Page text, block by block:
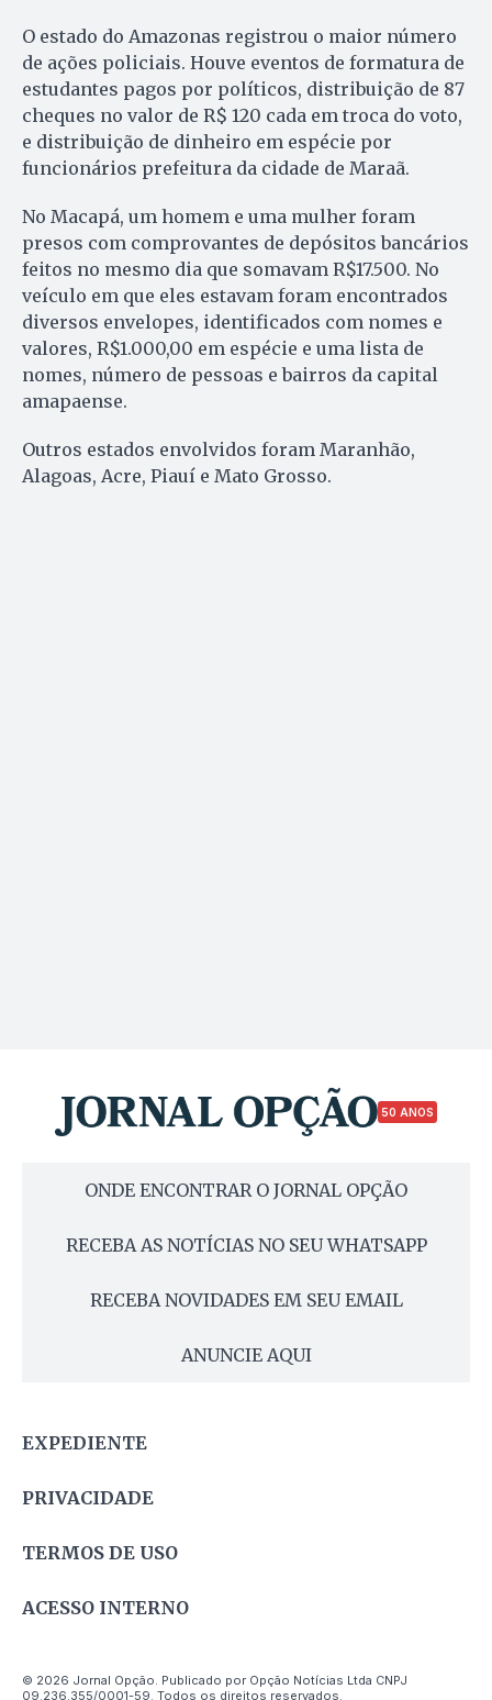
O estado do Amazonas registrou o maior número
de ações policiais. Houve eventos de formatura de
estudantes pagos por políticos, distribuição de 87
cheques no valor de R$ 120 cada em troca do voto,
e distribuição de dinheiro em espécie por
funcionários prefeitura da cidade de Maraã.
No Macapá, um homem e uma mulher foram
presos com comprovantes de depósitos bancários
feitos no mesmo dia que somavam R$17.500. No
veículo em que eles estavam foram encontrados
diversos envelopes, identificados com nomes e
valores, R$1.000,00 em espécie e uma lista de
nomes, número de pessoas e bairros da capital
amapaense.
Outros estados envolvidos foram Maranhão,
Alagoas, Acre, Piauí e Mato Grosso.
50 ANOS
ONDE ENCONTRAR O JORNAL OPÇÃO
RECEBA AS NOTÍCIAS NO SEU WHATSAPP
RECEBA NOVIDADES EM SEU EMAIL
ANUNCIE AQUI
EXPEDIENTE
PRIVACIDADE
TERMOS DE USO
ACESSO INTERNO
© 2026 Jornal Opção. Publicado por Opção Notícias Ltda CNPJ
09.236.355/0001-59. Todos os direitos reservados.